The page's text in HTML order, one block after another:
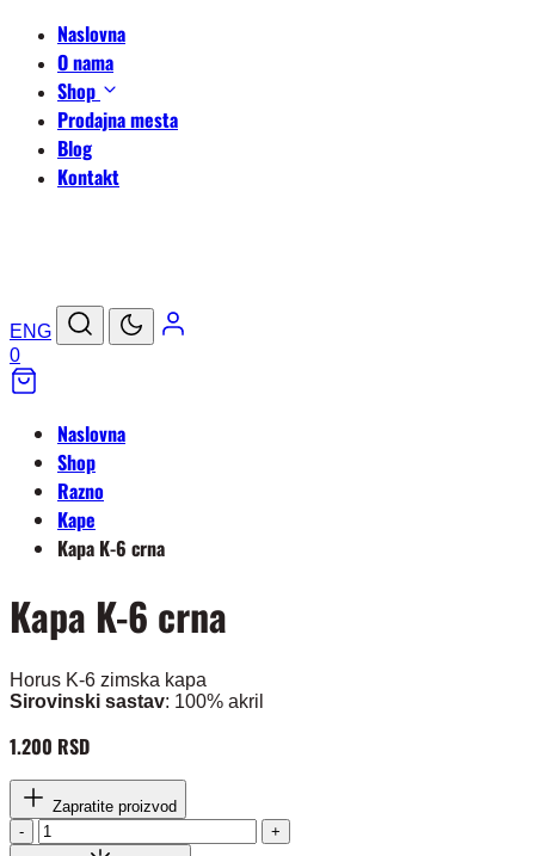
Naslovna
O nama
Shop
Prodajna mesta
Blog
Kontakt
ENG
0
Naslovna
Shop
Razno
Kape
Kapa K-6 crna
Kapa K-6 crna
Horus K-6 zimska kapa
Sirovinski sastav: 100% akril
1.200 RSD
Zapratite proizvod
-
+